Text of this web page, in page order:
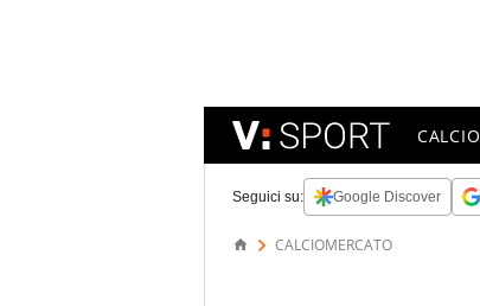
CALCIO
Seguici su: Google Discover
CALCIOMERCATO